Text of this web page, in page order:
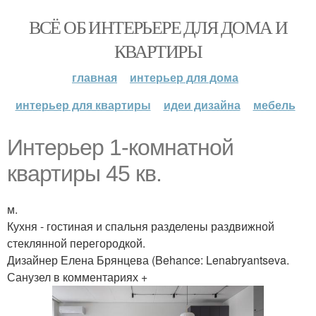
ВСЁ ОБ ИНТЕРЬЕРЕ ДЛЯ ДОМА И
КВАРТИРЫ
главная
интерьер для дома
интерьер для квартиры
идеи дизайна мебель
Интерьер 1-комнатной
квартиры 45 кв.
м.
Кухня - гостиная и спальня разделены раздвижной
стеклянной перегородкой.
Дизайнер Елена Брянцева (Behance: Lenabryantseva.
Санузел в комментариях +